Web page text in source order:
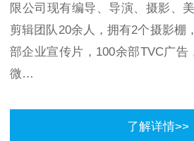
限公司现有编导、导演、摄影、
剪辑团队20余人，拥有2个摄影棚
部企业宣传片，100余部TVC广告
微…
了解详情>>